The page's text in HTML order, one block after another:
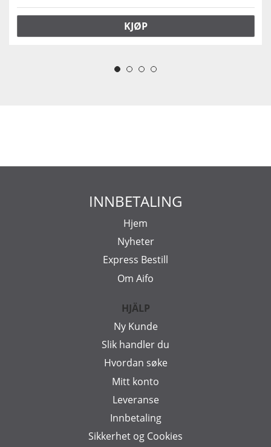
KJØP
INNBETALING
Hjem
Nyheter
Express Bestill
Om Aifo
HJÄLP
Ny Kunde
Slik handler du
Hvordan søke
Mitt konto
Leveranse
Innbetaling
Sikkerhet og Cookies